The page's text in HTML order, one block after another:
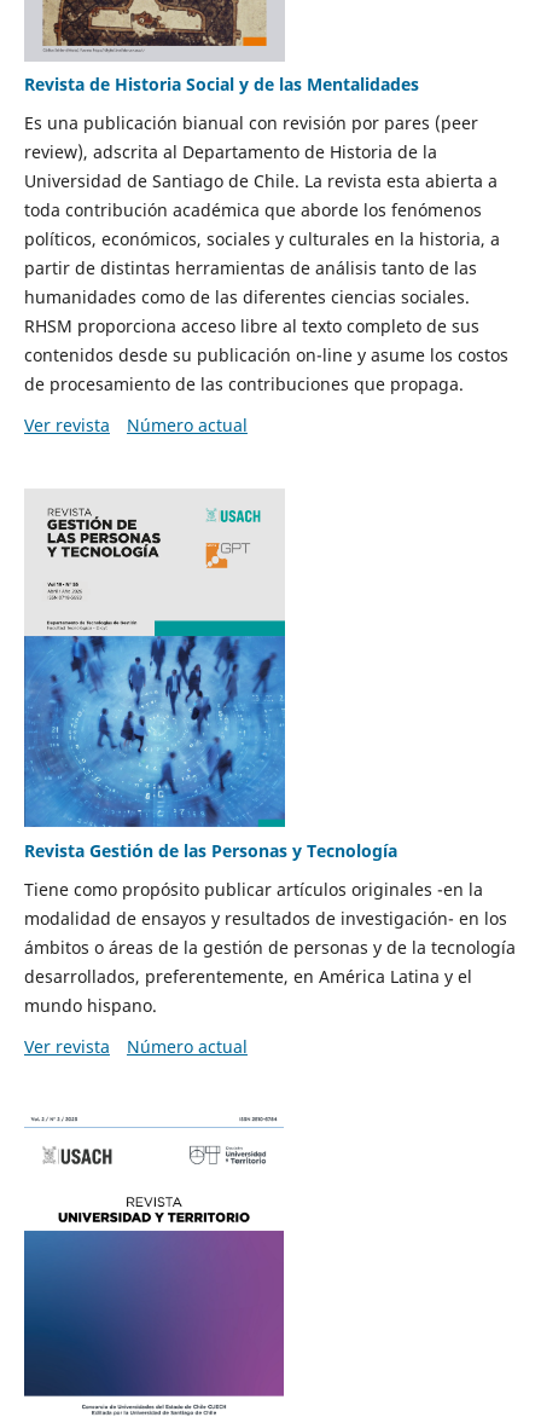
Revista de Historia Social y de las Mentalidades
Es una publicación bianual con revisión por pares (peer
review), adscrita al Departamento de Historia de la
Universidad de Santiago de Chile. La revista esta abierta a
toda contribución académica que aborde los fenómenos
políticos, económicos, sociales y culturales en la historia, a
partir de distintas herramientas de análisis tanto de las
humanidades como de las diferentes ciencias sociales.
RHSM proporciona acceso libre al texto completo de sus
contenidos desde su publicación on-line y asume los costos
de procesamiento de las contribuciones que propaga.
Ver revista
Número actual
Revista Gestión de las Personas y Tecnología
Tiene como propósito publicar artículos originales -en la
modalidad de ensayos y resultados de investigación- en los
ámbitos o áreas de la gestión de personas y de la tecnología
desarrollados, preferentemente, en América Latina y el
mundo hispano.
Ver revista
Número actual